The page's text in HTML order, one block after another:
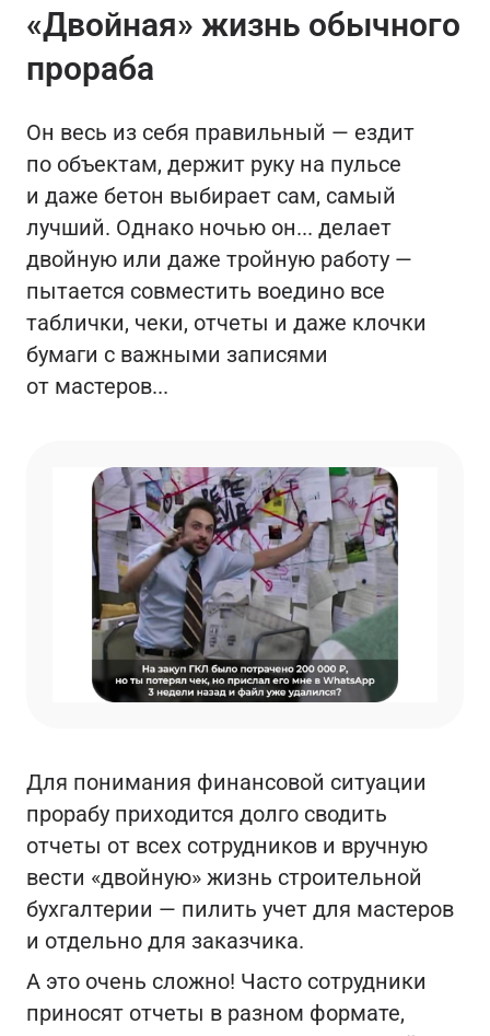
«Двойная» жизнь обычного
прораба
Он весь из себя правильный — ездит
по объектам, держит руку на пульсе
и даже бетон выбирает сам, самый
лучший. Однако ночью он... делает
двойную или даже тройную работу —
пытается совместить воедино все
таблички, чеки, отчеты и даже клочки
бумаги с важными записями
от мастеров...
Для понимания финансовой ситуации
прорабу приходится долго сводить
отчеты от всех сотрудников и вручную
вести «двойную» жизнь строительной
бухгалтерии — пилить учет для мастеров
и отдельно для заказчика.
А это очень сложно! Часто сотрудники
приносят отчеты в разном формате,